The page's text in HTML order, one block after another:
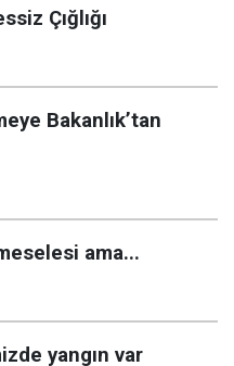
Çığlığı
Bakanlık’tan
ama...
yangın var